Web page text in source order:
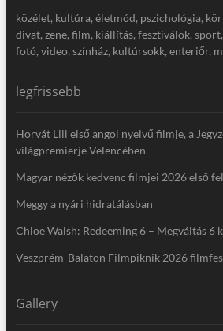
közélet, kultúra, életmód, pszichológia,
divat, zene, film, kiállítás, fesztiválok,
fotó, video, színház, kultúrsokk, enteriőr,
legfrissebb
Horvát Lili első angol nyelvű filmje, a
világpremierje Velencében
Magyar nézők kedvenc filmjei 2026 első
Meggy a nyári hidratálásban
Chloe Walsh: Redeeming 6 – Megváltás 6
Veszprém-Balaton Filmpiknik 2026
Gallery